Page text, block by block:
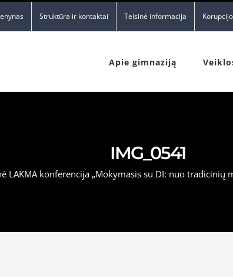
Struktūra ir kontaktai Teisinė informacija
Apie gimnaziją
IMG_0541
LAKMA konferencija „Mokymasis su DI: nuo tradicinių